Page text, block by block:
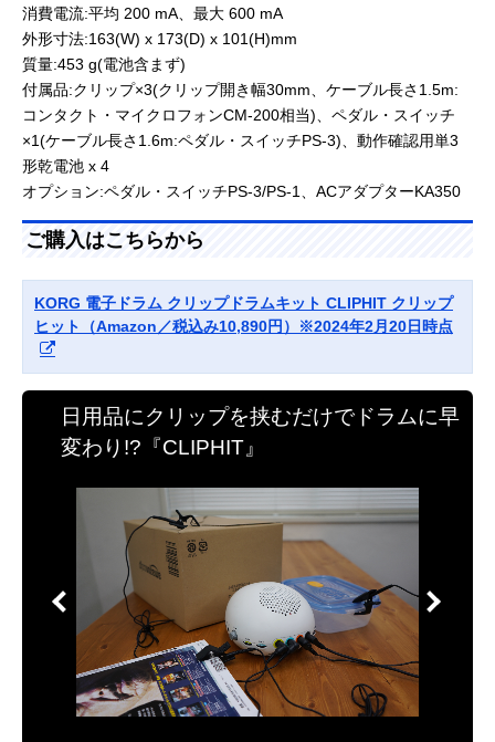
消費電流:平均 200 mA、最大 600 mA
外形寸法:163(W) x 173(D) x 101(H)mm
質量:453 g(電池含まず)
付属品:クリップ×3(クリップ開き幅30mm、ケーブル長さ1.5m:
コンタクト・マイクロフォンCM-200相当)、ペダル・スイッチ
×1(ケーブル長さ1.6m:ペダル・スイッチPS-3)、動作確認用単3
形乾電池 x 4
オプション:ペダル・スイッチPS-3/PS-1、ACアダプターKA350
ご購入はこちらから
KORG 電子ドラム クリップドラムキット CLIPHIT クリップ
ヒット（Amazon／税込み10,890円）※2024年2月20日時点
日用品にクリップを挟むだけでドラムに早
変わり!?『CLIPHIT』